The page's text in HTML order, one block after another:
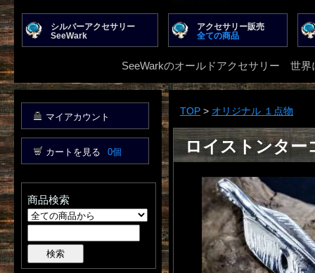
シルバーアクセサリー
SeeWark
アクセサリー販売
全ての商品
SeeWarkのオールドアクセサリー 世
TOP > オリジナル １点物
ロイストンター
マイアカウント
カートを見る 0個
商品検索